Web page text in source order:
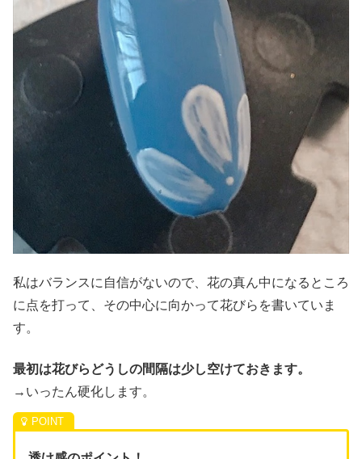
私はバランスに自信がないので、花の真ん中になるところ
に点を打って、その中心に向かって花びらを書いていま
す。
最初は花びらどうしの間隔は少し空けておきます。
→いったん硬化します。